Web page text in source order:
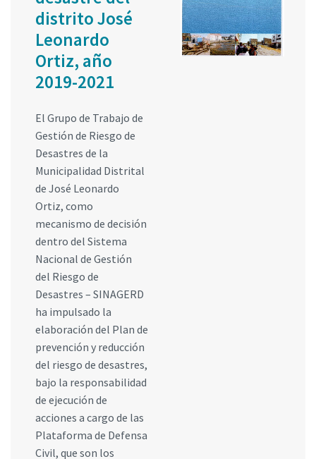
distrito José
Leonardo
Ortiz, año
2019-2021
El Grupo de Trabajo de
Gestión de Riesgo de
Desastres de la
Municipalidad Distrital
de José Leonardo
Ortiz, como
mecanismo de decisión
dentro del Sistema
Nacional de Gestión
del Riesgo de
Desastres – SINAGERD
ha impulsado la
elaboración del Plan de
prevención y reducción
del riesgo de desastres,
bajo la responsabilidad
de ejecución de
acciones a cargo de las
Plataforma de Defensa
Civil, que son los